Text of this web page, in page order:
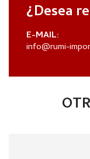
¿Desea
E-MAIL:
info@rumi-